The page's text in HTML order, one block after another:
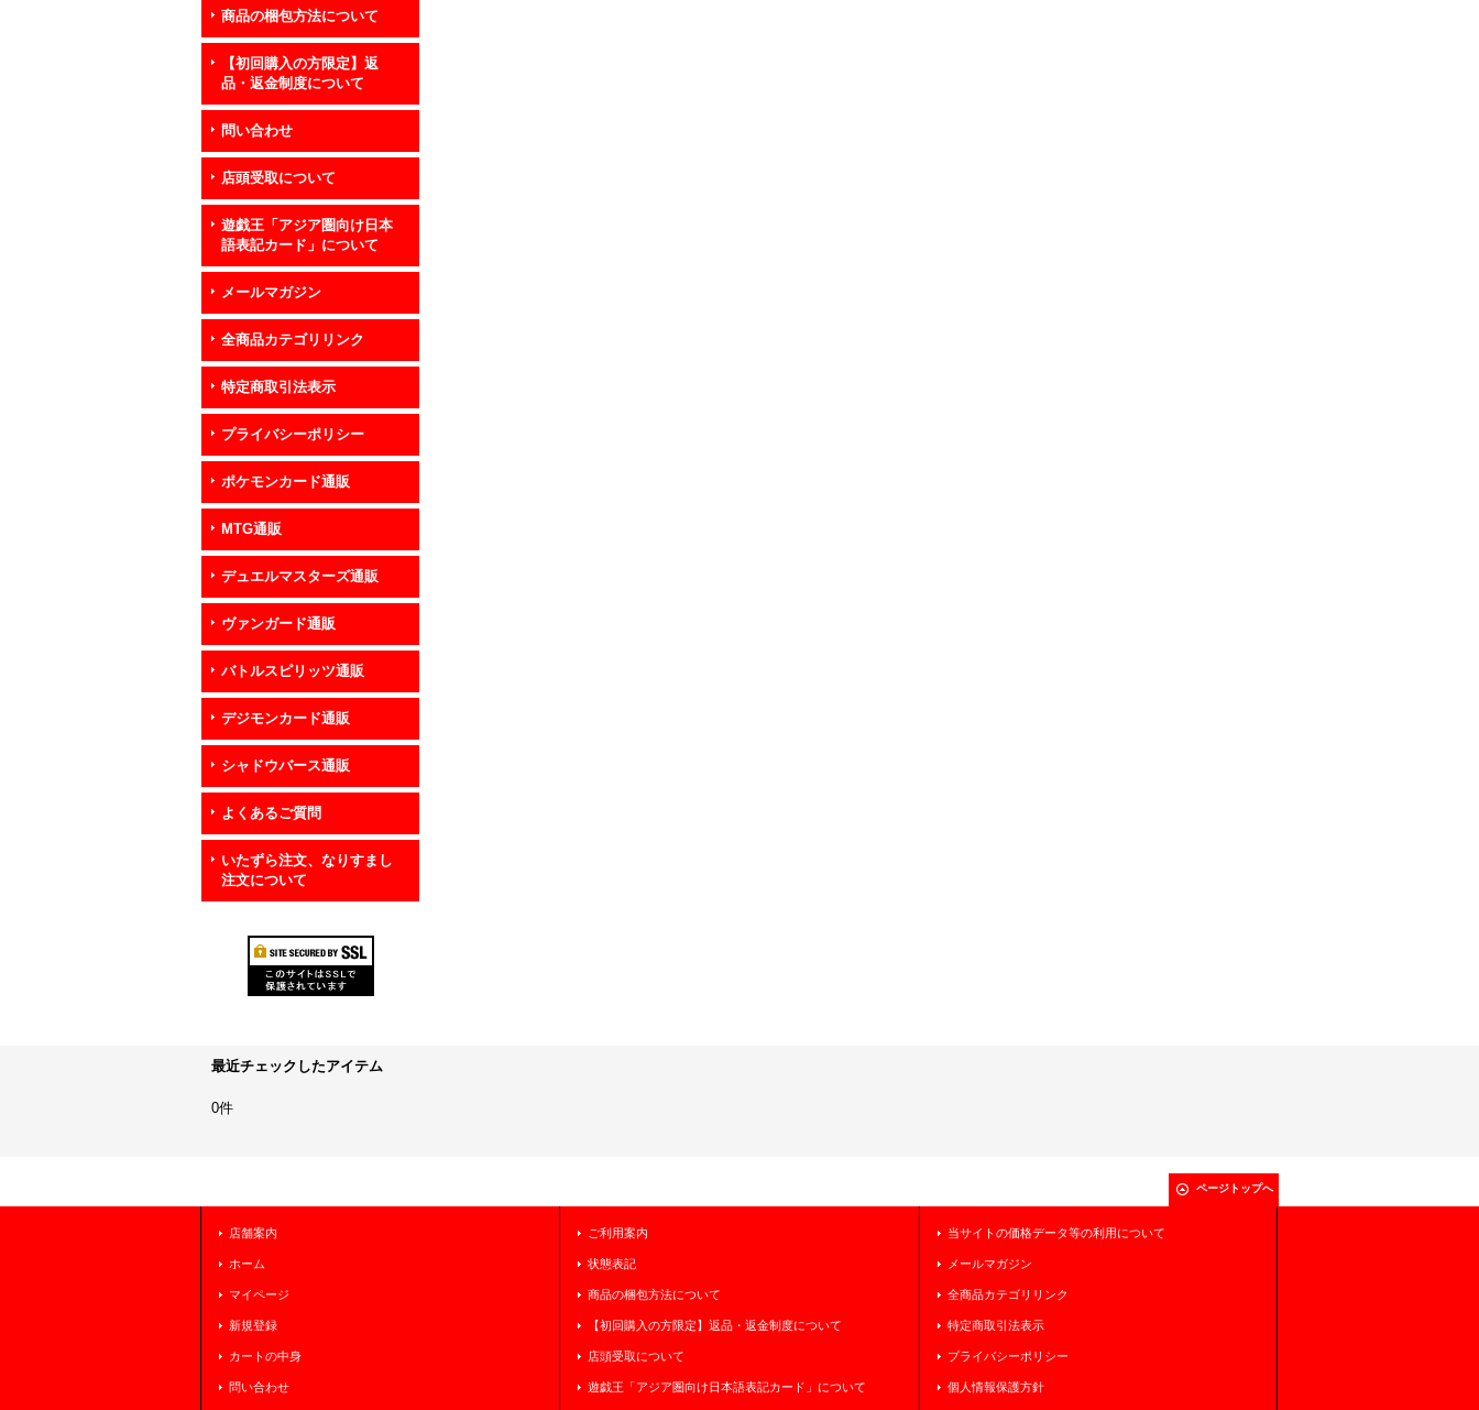
商品の梱包方法について
【初回購入の方限定】返
品・返金制度について
問い合わせ
店頭受取について
遊戯王「アジア圏向け日本
語表記カード」について
メールマガジン
全商品カテゴリリンク
特定商取引法表示
プライバシーポリシー
ポケモンカード通販
MTG通販
デュエルマスターズ通販
ヴァンガード通販
バトルスピリッツ通販
デジモンカード通販
シャドウバース通販
よくあるご質問
いたずら注文、なりすまし
注文について
最近チェックしたアイテム
0件
ページトップへ
店舗案内
ホーム
マイページ
新規登録
カートの中身
問い合わせ
ご利用案内
状態表記
商品の梱包方法について
【初回購入の方限定】返品・返金制度について
店頭受取について
遊戯王「アジア圏向け日本語表記カード」について
当サイトの価格データ等の利用について
メールマガジン
全商品カテゴリリンク
特定商取引法表示
プライバシーポリシー
個人情報保護方針